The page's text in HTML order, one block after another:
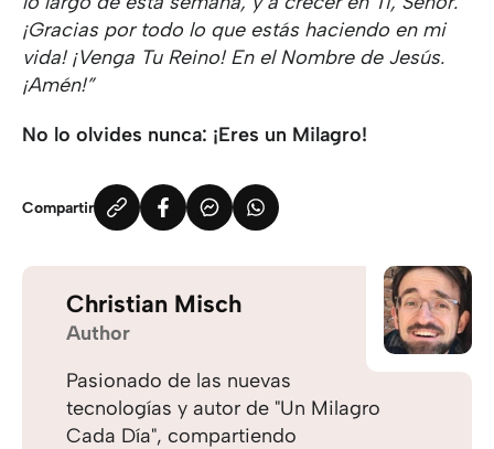
¡Gracias por todo lo que estás haciendo en mi
vida! ¡Venga Tu Reino! En el Nombre de Jesús.
¡Amén!”
No lo olvides nunca: ¡Eres un Milagro!
Compartir
Christian Misch
Author
Pasionado de las nuevas
tecnologías y autor de "Un Milagro
Cada Día", compartiendo